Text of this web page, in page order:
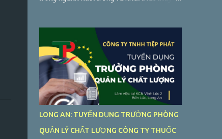
cung cấp, giúp bạn hiểu rõ hơn về ý nghĩa và
ngữ cảnh sử dụng của chúng...
LONG AN: TUYỂN DỤNG TRƯỞNG PHÒNG
QUẢN LÝ CHẤT LƯỢNG CÔNG TY THUỐC